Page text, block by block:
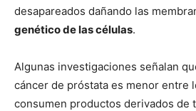
desapareados dañando las
genético de las células.
Algunas investigaciones señalan
cáncer de próstata es menor entre
consumen productos derivados de